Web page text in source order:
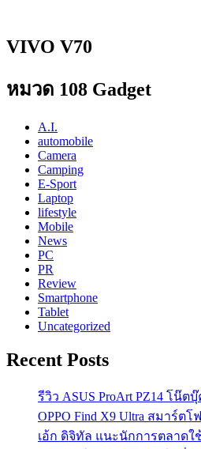
VIVO V70
หมวด 108 Gadget
A.I.
automobile
Camera
Camping
E-Sport
Laptop
lifestyle
Mobile
News
PC
PR
Review
Smartphone
Tablet
Uncategorized
Recent Posts
รีวิว ASUS ProArt PZ14 โน๊
OPPO Find X9 Ultra สมาร์
เอ้ก ดิจิทัล แนะนักการตลาดใช้